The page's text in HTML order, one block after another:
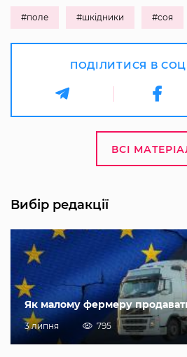
#поле #шкідники #соя
ПОДІЛИТИСЯ В
ВСІ
Вибір редакції
Як малому фермеру
3 липня 795